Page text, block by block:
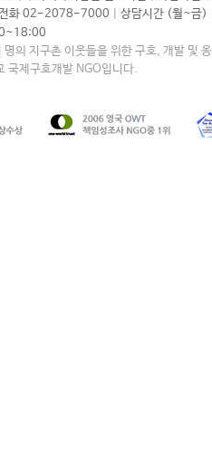
화 02-2078-7000
상담시간 (월~금)
의 지구촌 이웃들을 위한 구호, 개발 및 옹
국제구호개발 NGO입니다.